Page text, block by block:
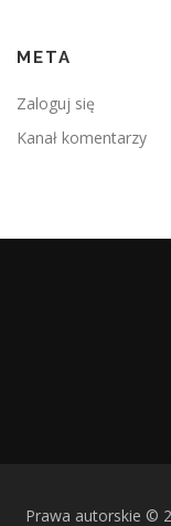
META
Zaloguj się
Kanał komentarzy
Prawa autorskie ©